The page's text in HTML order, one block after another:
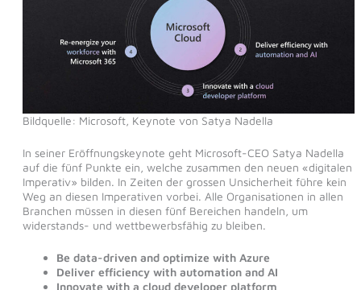
Bildquelle: Microsoft, Keynote von Satya Nadella
In seiner Eröffnungskeynote geht Microsoft-CEO Satya Nadella
auf die fünf Punkte ein, welche zusammen den neuen «digitalen
Imperativ» bilden. In Zeiten der grossen Unsicherheit führe kein
Weg an diesen Imperativen vorbei. Alle Organisationen in allen
Branchen müssen in diesen fünf Bereichen handeln, um
widerstands- und wettbewerbsfähig zu bleiben.
Be data-driven and optimize with Azure
Deliver efficiency with automation and AI
Innovate with a cloud developer platform